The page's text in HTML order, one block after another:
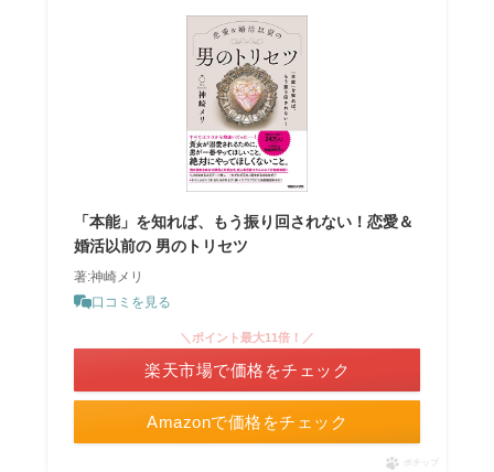
「本能」を知れば、もう振り回されない！恋愛＆
婚活以前の 男のトリセツ
著:神崎メリ
口コミを見る
Amazonで価格をチェック
＼ポイント最大11倍！／
楽天市場で価格をチェック
ポチップ